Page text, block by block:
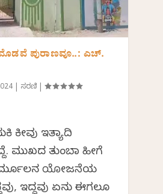
ಪುರಾಣವೂ..: ಎಚ್.
ಸರಣಿ |
ಕೀವು ಇತ್ಯಾದಿ
ಮುಖದ ತುಂಬಾ ಹೀಗೆ
ನಿರ್ಮೂಲನ ಯೋಜನೆಯ
ಇದ್ದವು ಏನು ಈಗಲೂ